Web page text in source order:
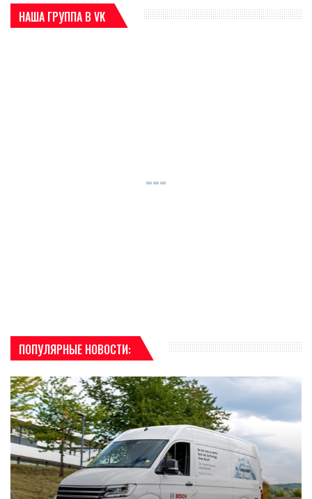
НАША ГРУППА В VK
ПОПУЛЯРНЫЕ НОВОСТИ: